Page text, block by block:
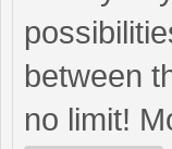
between
no limit!